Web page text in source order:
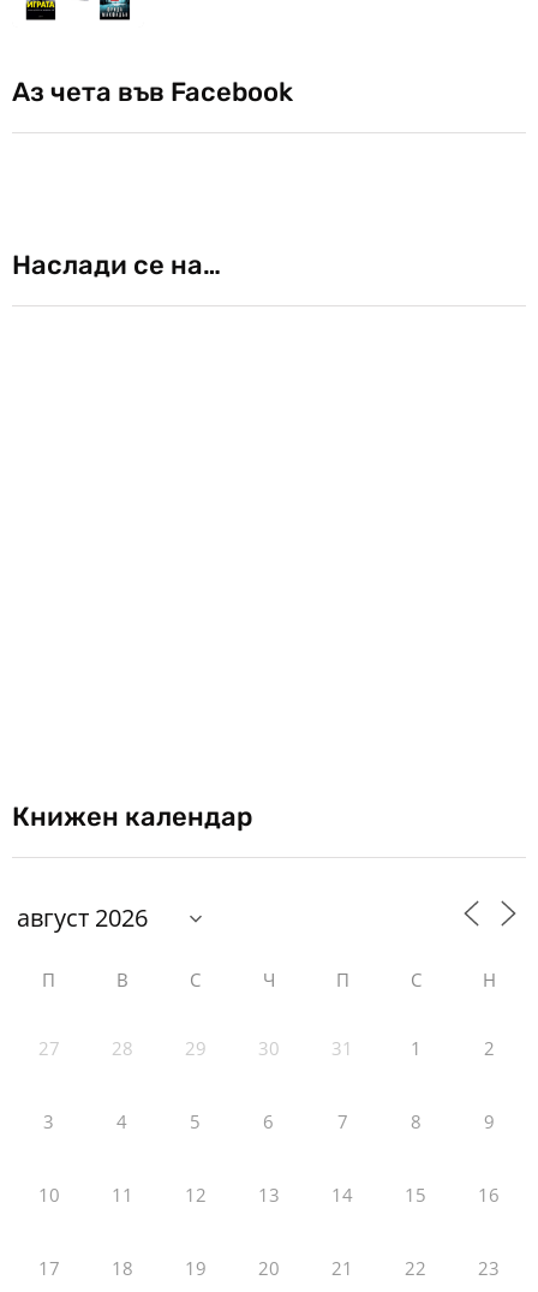
Аз чета във Facebook
Наслади се на…
Книжен календар
П В С Ч П С Н
27 28 29 30 31 1 2
3 4 5 6 7 8 9
10 11 12 13 14 15 16
17 18 19 20 21 22 23